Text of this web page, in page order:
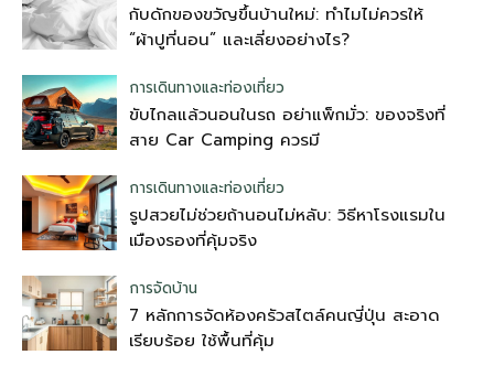
กับดักของขวัญขึ้นบ้านใหม่: ทำไมไม่ควรให้
“ผ้าปูที่นอน” และเลี่ยงอย่างไร?
การเดินทางและท่องเที่ยว
ขับไกลแล้วนอนในรถ อย่าแพ็กมั่ว: ของจริงที่
สาย Car Camping ควรมี
การเดินทางและท่องเที่ยว
รูปสวยไม่ช่วยถ้านอนไม่หลับ: วิธีหาโรงแรมใน
เมืองรองที่คุ้มจริง
การจัดบ้าน
7 หลักการจัดห้องครัวสไตล์คนญี่ปุ่น สะอาด
เรียบร้อย ใช้พื้นที่คุ้ม